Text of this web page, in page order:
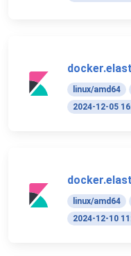
linux/amd64
2024-12-05
linux/amd64
2024-12-10